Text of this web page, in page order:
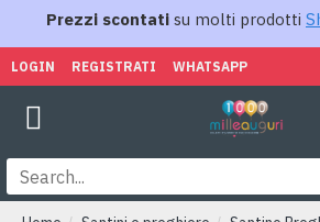
Prezzi scontati su molti prodotti
LOGIN REGISTRATI WHATSAPP